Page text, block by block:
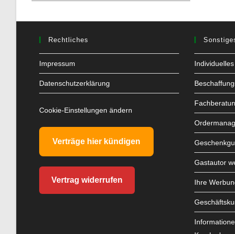
Rechtliches
Impressum
Datenschutzerklärung
Cookie-Einstellungen ändern
Verträge hier kündigen
Vertrag widerrufen
Gastautor
Ihre